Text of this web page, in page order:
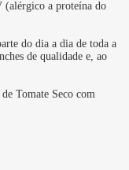
(alérgico a proteína do
do dia a dia de toda a
de qualidade e, ao
Tomate Seco com